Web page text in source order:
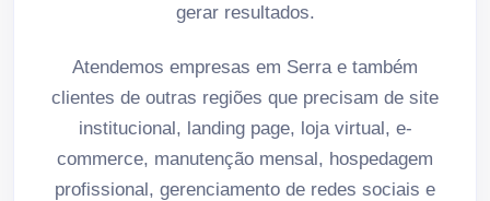
gerar resultados.
Atendemos empresas em Serra e também
clientes de outras regiões que precisam de site
institucional, landing page, loja virtual, e-
commerce, manutenção mensal, hospedagem
profissional, gerenciamento de redes sociais e